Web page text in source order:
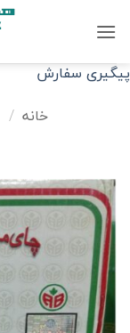
پیگیری سفارش
خانه /